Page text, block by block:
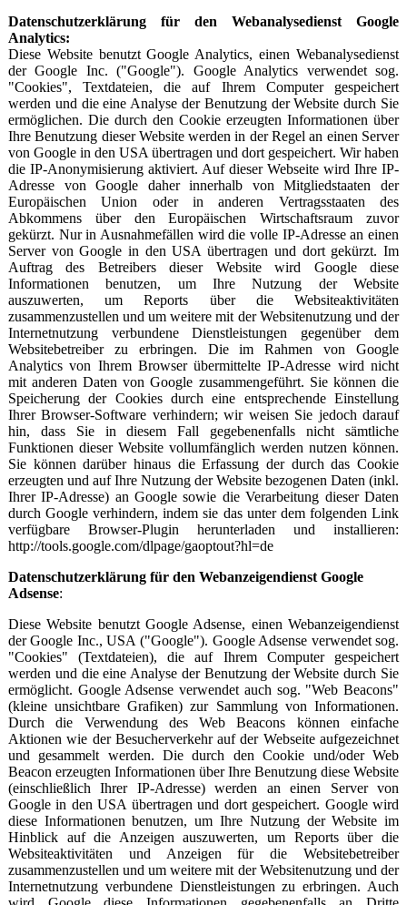
Datenschutzerklärung für den Webanalysedienst Google
Analytics:
Diese Website benutzt Google Analytics, einen Webanalysedienst
der Google Inc. ("Google"). Google Analytics verwendet sog.
"Cookies", Textdateien, die auf Ihrem Computer gespeichert
werden und die eine Analyse der Benutzung der Website durch Sie
ermöglichen. Die durch den Cookie erzeugten Informationen über
Ihre Benutzung dieser Website werden in der Regel an einen Server
von Google in den USA übertragen und dort gespeichert. Wir haben
die IP-Anonymisierung aktiviert. Auf dieser Webseite wird Ihre IP-
Adresse von Google daher innerhalb von Mitgliedstaaten der
Europäischen Union oder in anderen Vertragsstaaten des
Abkommens über den Europäischen Wirtschaftsraum zuvor
gekürzt. Nur in Ausnahmefällen wird die volle IP-Adresse an einen
Server von Google in den USA übertragen und dort gekürzt. Im
Auftrag des Betreibers dieser Website wird Google diese
Informationen benutzen, um Ihre Nutzung der Website
auszuwerten, um Reports über die Websiteaktivitäten
zusammenzustellen und um weitere mit der Websitenutzung und der
Internetnutzung verbundene Dienstleistungen gegenüber dem
Websitebetreiber zu erbringen. Die im Rahmen von Google
Analytics von Ihrem Browser übermittelte IP-Adresse wird nicht
mit anderen Daten von Google zusammengeführt. Sie können die
Speicherung der Cookies durch eine entsprechende Einstellung
Ihrer Browser-Software verhindern; wir weisen Sie jedoch darauf
hin, dass Sie in diesem Fall gegebenenfalls nicht sämtliche
Funktionen dieser Website vollumfänglich werden nutzen können.
Sie können darüber hinaus die Erfassung der durch das Cookie
erzeugten und auf Ihre Nutzung der Website bezogenen Daten (inkl.
Ihrer IP-Adresse) an Google sowie die Verarbeitung dieser Daten
durch Google verhindern, indem sie das unter dem folgenden Link
verfügbare Browser-Plugin herunterladen und installieren:
http://tools.google.com/dlpage/gaoptout?hl=de
Datenschutzerklärung für den Webanzeigendienst Google
Adsense:
Diese Website benutzt Google Adsense, einen Webanzeigendienst
der Google Inc., USA ("Google"). Google Adsense verwendet sog.
"Cookies" (Textdateien), die auf Ihrem Computer gespeichert
werden und die eine Analyse der Benutzung der Website durch Sie
ermöglicht. Google Adsense verwendet auch sog. "Web Beacons"
(kleine unsichtbare Grafiken) zur Sammlung von Informationen.
Durch die Verwendung des Web Beacons können einfache
Aktionen wie der Besucherverkehr auf der Webseite aufgezeichnet
und gesammelt werden. Die durch den Cookie und/oder Web
Beacon erzeugten Informationen über Ihre Benutzung diese Website
(einschließlich Ihrer IP-Adresse) werden an einen Server von
Google in den USA übertragen und dort gespeichert. Google wird
diese Informationen benutzen, um Ihre Nutzung der Website im
Hinblick auf die Anzeigen auszuwerten, um Reports über die
Websiteaktivitäten und Anzeigen für die Websitebetreiber
zusammenzustellen und um weitere mit der Websitenutzung und der
Internetnutzung verbundene Dienstleistungen zu erbringen. Auch